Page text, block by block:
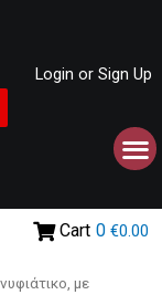
Login or Sign Up
Cart 0 €0.00
με